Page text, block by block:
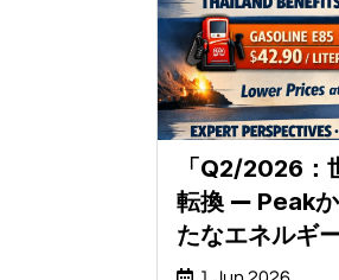
「Q2/2026：
転換 ― Peak
たなエネルギ